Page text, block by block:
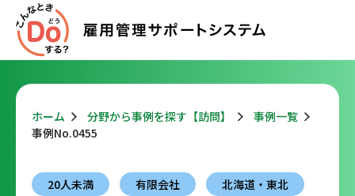
ホーム 分野から事例を探す【訪問】
事例一覧
事例No.0455
20人未満 有限会社 北海道・東北